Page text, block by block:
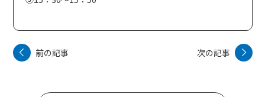
前の記事 次の記事